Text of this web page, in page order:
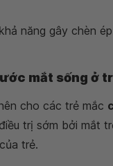
năng gây chèn
mắt sống ở
cho các trẻ mắc
trị sớm bởi mắt
trẻ.